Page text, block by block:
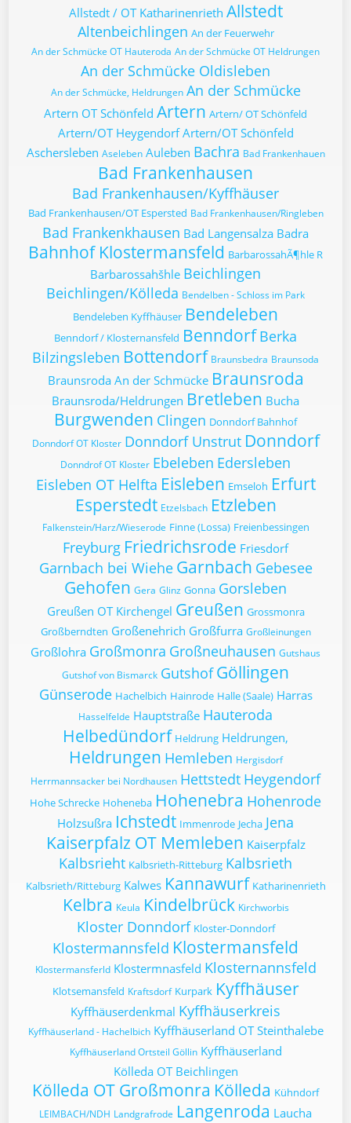
Allstedt / OT Katharinenrieth Allstedt
Altenbeichlingen An der Feuerwehr
An der Schmücke OT Hauteroda An der Schmücke OT Heldrungen
An der Schmücke Oldisleben
An der Schmücke, Heldrungen An der Schmücke
Artern OT Schönfeld Artern Artern/ OT Schönfeld
Artern/OT Heygendorf Artern/OT Schönfeld
Aschersleben Aseleben Auleben Bachra Bad Frankenhauen
Bad Frankenhausen
Bad Frankenhausen/Kyffhäuser
Bad Frankenhausen/OT Espersted Bad Frankenhausen/Ringleben
Bad Frankenkhausen Bad Langensalza Badra
Bahnhof Klostermansfeld BarbarossahÃ¶hle R
Barbarossahšhle Beichlingen
Beichlingen/Kölleda Bendelben - Schloss im Park
Bendeleben Kyffhäuser Bendeleben
Benndorf / Klosternansfeld Benndorf Berka
Bilzingsleben Bottendorf Braunsbedra Braunsoda
Braunsroda An der Schmücke Braunsroda
Braunsroda/Heldrungen Bretleben Bucha
Burgwenden Clingen Donndorf Bahnhof
Donndorf OT Kloster Donndorf Unstrut Donndorf
Donndrof OT Kloster Ebeleben Edersleben
Eisleben OT Helfta Eisleben Emseloh Erfurt
Esperstedt Etzelsbach Etzleben
Falkenstein/Harz/Wieserode Finne (Lossa) Freienbessingen
Freyburg Friedrichsrode Friesdorf
Garnbach bei Wiehe Garnbach Gebesee
Gehofen Gera Glinz Gonna Gorsleben
Greußen OT Kirchengel Greußen Grossmonra
Großberndten Großenehrich Großfurra Großleinungen
Großlohra Großmonra Großneuhausen Gutshaus
Gutshof von Bismarck Gutshof Göllingen
Günserode Hachelbich Hainrode Halle (Saale) Harras
Hasselfelde Hauptstraße Hauteroda
Helbedündorf Heldrung Heldrungen,
Heldrungen Hemleben Hergisdorf
Herrmannsacker bei Nordhausen Hettstedt Heygendorf
Hohe Schrecke Hoheneba Hohenebra Hohenrode
Holzsußra Ichstedt Immenrode Jecha Jena
Kaiserpfalz OT Memleben Kaiserpfalz
Kalbsrieht Kalbsrieth-Ritteburg Kalbsrieth
Kalbsrieth/Ritteburg Kalwes Kannawurf Katharinenrieth
Kelbra Keula Kindelbrück Kirchworbis
Kloster Donndorf Kloster-Donndorf
Klostermannsfeld Klostermansfeld
Klostermansferld Klostermnasfeld Klosternannsfeld
Klotsemansfeld Kraftsdorf Kurpark Kyffhäuser
Kyffhäuserdenkmal Kyffhäuserkreis
Kyffhäuserland - Hachelbich Kyffhäuserland OT Steinthalebe
Kyffhäuserland Ortsteil Göllin Kyffhäuserland
Kölleda OT Beichlingen
Kölleda OT Großmonra Kölleda Kühndorf
LEIMBACH/NDH Landgrafrode Langenroda Laucha